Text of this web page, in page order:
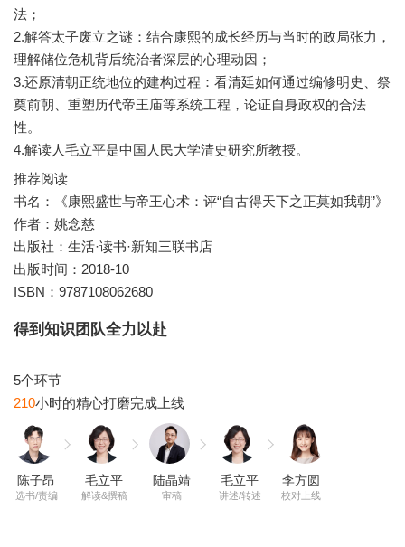
法；
2.解答太子废立之谜：结合康熙的成长经历与当时的政局张力，
理解储位危机背后统治者深层的心理动因；
3.还原清朝正统地位的建构过程：看清廷如何通过编修明史、祭
奠前朝、重塑历代帝王庙等系统工程，论证自身政权的合法
性。
4.解读人毛立平是中国人民大学清史研究所教授。
推荐阅读
书名：《康熙盛世与帝王心术：评“自古得天下之正莫如我朝”》
作者：姚念慈
出版社：生活·读书·新知三联书店
出版时间：2018-10
ISBN：9787108062680
得到知识团队全力以赴
210
陈子昂
选书/责编
毛立平
解读&撰稿
陆晶靖
审稿
毛立平
讲述/转述
李方圆
校对上线